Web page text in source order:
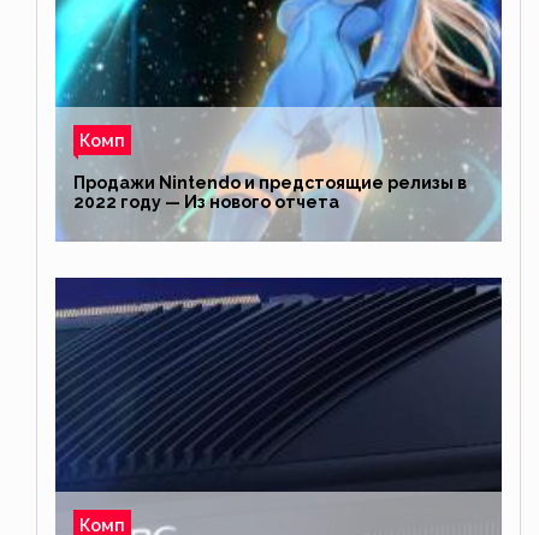
Комп
Продажи Nintendo и предстоящие релизы в
2022 году — Из нового отчета
Комп